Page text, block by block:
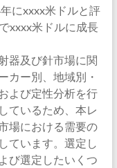
にxxxx米ドルと評
xxxx米ドルに成長
器及び針市場に関
カー別、地域別・
よび定性分析を行
ているため、本レ
場における需要の
ています。選定し
び選定したいくつ